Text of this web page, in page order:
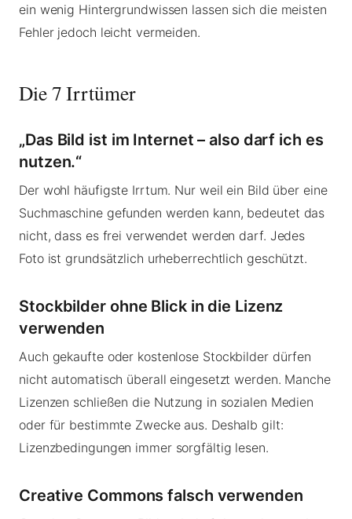
ein wenig Hintergrundwissen lassen sich die meisten
Fehler jedoch leicht vermeiden.
Die 7 Irrtümer
„Das Bild ist im Internet – also darf ich es
nutzen.“
Der wohl häufigste Irrtum. Nur weil ein Bild über eine
Suchmaschine gefunden werden kann, bedeutet das
nicht, dass es frei verwendet werden darf. Jedes
Foto ist grundsätzlich urheberrechtlich geschützt.
Stockbilder ohne Blick in die Lizenz
verwenden
Auch gekaufte oder kostenlose Stockbilder dürfen
nicht automatisch überall eingesetzt werden. Manche
Lizenzen schließen die Nutzung in sozialen Medien
oder für bestimmte Zwecke aus. Deshalb gilt:
Lizenzbedingungen immer sorgfältig lesen.
Creative Commons falsch verwenden